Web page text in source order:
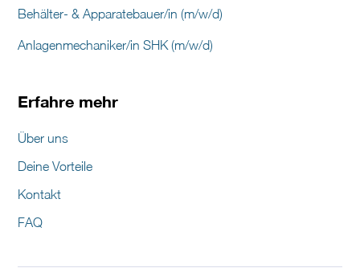
Behälter- & Apparatebauer/in (m/w/d)
Anlagenmechaniker/in SHK (m/w/d)
Erfahre mehr
Über uns
Deine Vorteile
Kontakt
FAQ